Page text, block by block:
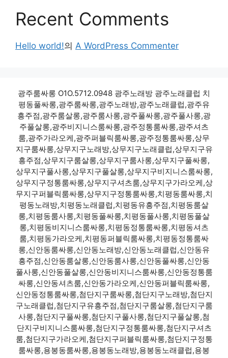
Recent Comments
Hello world!의 A WordPress Commenter
광주룸싸롱 O1O.5712.0948 광주노래방 광주노래클럽 치
평동풀싸롱,광주룸싸롱,광주노래방,광주노래클럽,광주유
흥주점,광주룸살롱,광주룸사롱,광주풀싸롱,광주풀사롱,광
주풀살롱,광주비지니스룸싸롱,광주정통룸싸롱,광주셔츠
룸,광주가라오케,광주퍼블릭룸싸롱,광주정통룸싸롱,상무
지구룸싸롱,상무지구노래방,상무지구노래클럽,상무지구유
흥주점,상무지구룸살롱,상무지구룸사롱,상무지구풀싸롱,
상무지구풀사롱,상무지구풀살롱,상무지구비지니스룸싸롱,
상무지구정통룸싸롱,상무지구셔츠룸,상무지구가라오케,상
무지구퍼블릭룸싸롱,상무지구정통룸싸롱,치평동룸싸롱,치
평동노래방,치평동노래클럽,치평동유흥주점,치평동룸살
롱,치평동룸사롱,치평동풀싸롱,치평동풀사롱,치평동풀살
롱,치평동비지니스룸싸롱,치평동정통룸싸롱,치평동셔츠
룸,치평동가라오케,치평동퍼블릭룸싸롱,치평동정통룸싸
롱,신안동룸싸롱,신안동노래방,신안동노래클럽,신안동유
흥주점,신안동룸살롱,신안동룸사롱,신안동풀싸롱,신안동
풀사롱,신안동풀살롱,신안동비지니스룸싸롱,신안동정통룸
싸롱,신안동셔츠룸,신안동가라오케,신안동퍼블릭룸싸롱,
신안동정통룸싸롱,첨단지구룸싸롱,첨단지구노래방,첨단지
구노래클럽,첨단지구유흥주점,첨단지구룸살롱,첨단지구룸
사롱,첨단지구풀싸롱,첨단지구풀사롱,첨단지구풀살롱,첨
단지구비지니스룸싸롱,첨단지구정통룸싸롱,첨단지구셔츠
룸,첨단지구가라오케,첨단지구퍼블릭룸싸롱,첨단지구정통
룸싸롱,용봉동룸싸롱,용봉동노래방,용봉동노래클럽,용봉